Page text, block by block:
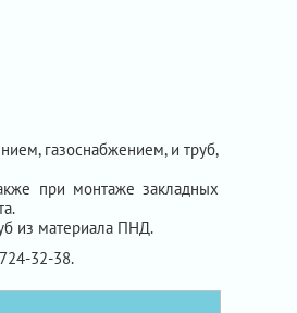
газоснабжением, и труб,
при монтаже закладных
из материала ПНД.
32-38.